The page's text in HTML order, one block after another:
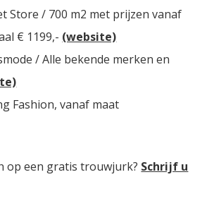
Store / 700 m2 met prijzen vanaf
€ 1199,- (website)
/ Alle bekende merken en
Fashion, vanaf maat
op een gratis trouwjurk? Schrijf u